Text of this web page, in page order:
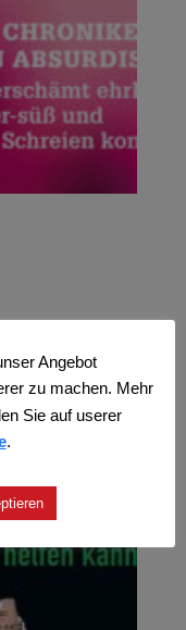
Angebot
zu machen. Mehr
Sie auf userer
.